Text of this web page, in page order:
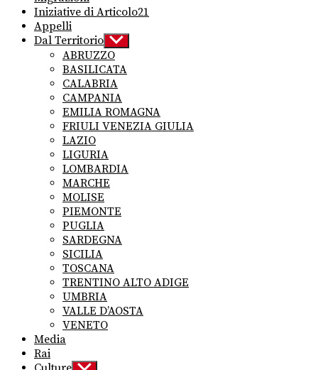
Iniziative di Articolo21
Appelli
Dal Territorio Show
sub
menu
ABRUZZO
BASILICATA
CALABRIA
CAMPANIA
EMILIA ROMAGNA
FRIULI VENEZIA GIULIA
LAZIO
LIGURIA
LOMBARDIA
MARCHE
MOLISE
PIEMONTE
PUGLIA
SARDEGNA
SICILIA
TOSCANA
TRENTINO ALTO ADIGE
UMBRIA
VALLE D’AOSTA
VENETO
Media
Rai
Show